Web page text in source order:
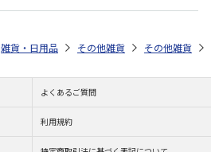
雑貨・日用品 その他雑貨 その他雑貨
よくあるご質問
利用規約